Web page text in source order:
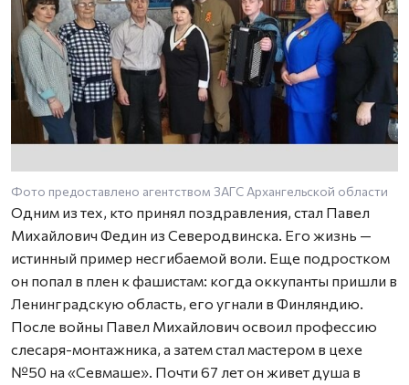
Фото предоставлено агентством ЗАГС Архангельской области
Одним из тех, кто принял поздравления, стал Павел
Михайлович Федин из Северодвинска. Его жизнь —
истинный пример несгибаемой воли. Еще подростком
он попал в плен к фашистам: когда оккупанты пришли в
Ленинградскую область, его угнали в Финляндию.
После войны Павел Михайлович освоил профессию
слесаря-монтажника, а затем стал мастером в цехе
№50 на «Севмаше». Почти 67 лет он живет душа в